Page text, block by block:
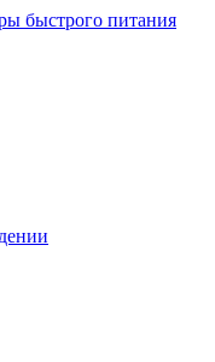
быстрого питания